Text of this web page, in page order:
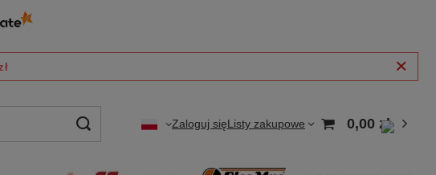
Zaloguj sięListy zakupowe 0,00 zł